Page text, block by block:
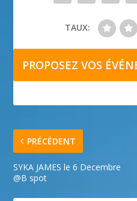
TAUX:
PROPOSEZ VOS
PRÉCÉDENT
SYKA JAMES le 6 Decembre
@B spot